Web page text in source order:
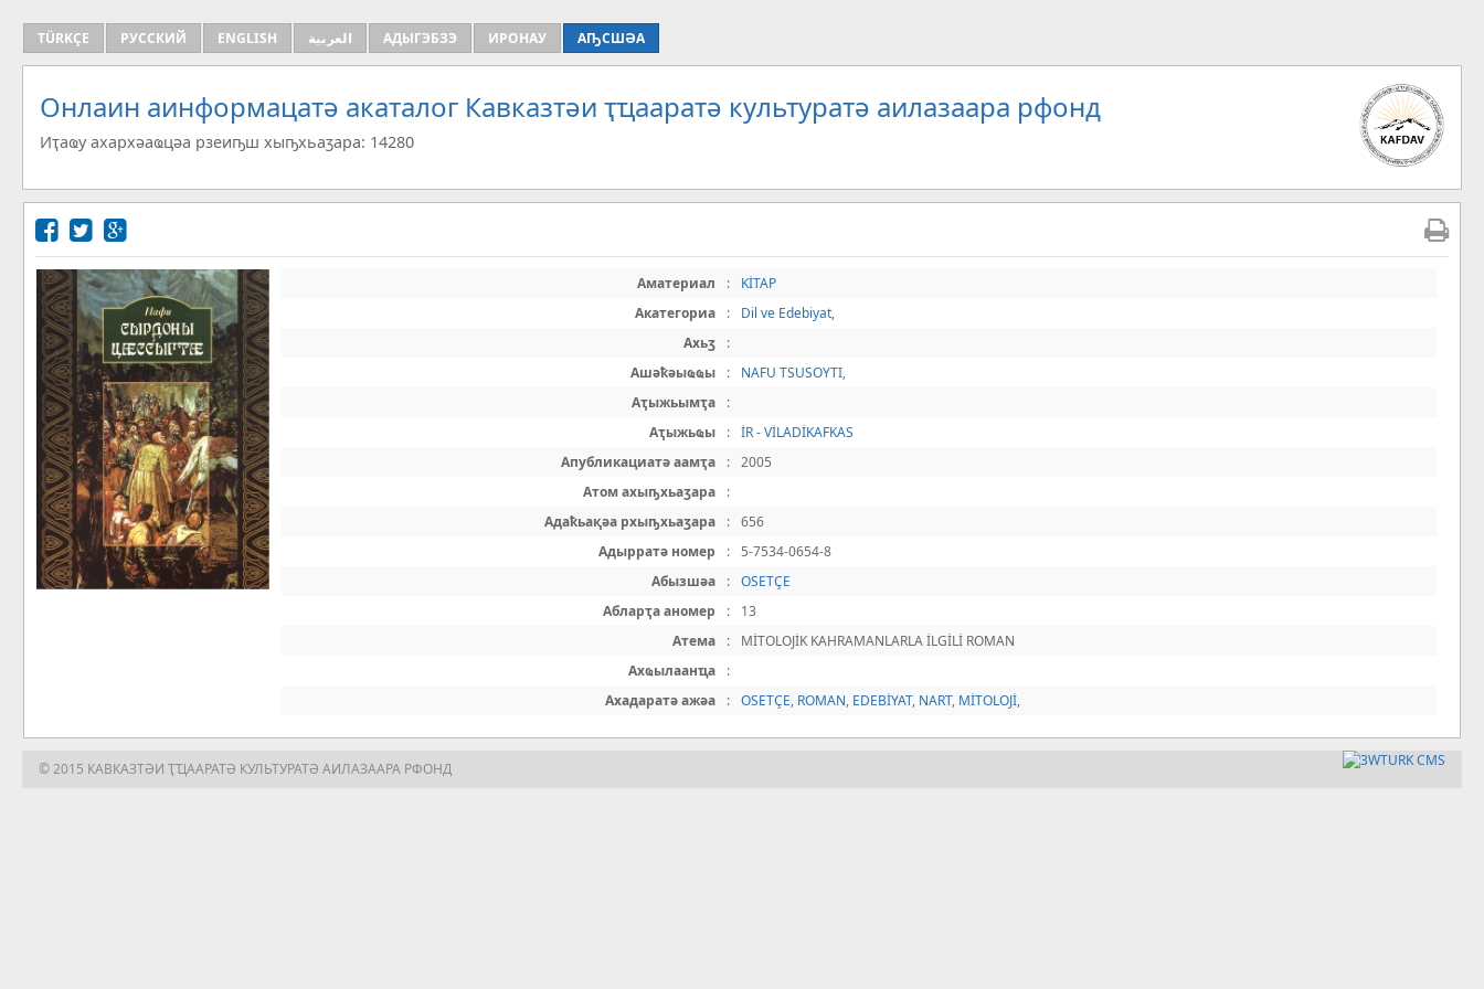
TÜRKÇE РУССКИЙ ENGLISH العربية АДЫГЭБЗЭ ИРОНАУ АҦСШӘА
Онлаин аинформацатә aкаталог Кавказтәи ҭҵааратә культуратә аилазаара рфонд
Иҭаҩу ахархәаҩцәа рзеиҧш хыҧхьаӡара: 14280
Аматериал :
KİTAP
Акатегориа
: Dil ve Edebiyat,
Ахьӡ
:
Ашәҟәыҩҩы
: NAFU TSUSOYTI,
Аҭыжьымҭа
:
Аҭыжьҩы
:
İR - VİLADİKAFKAS
Апубликациатә аамҭа
:
2005
Атом ахыҧхьаӡара
:
Адаҟьақәа рхыҧхьаӡара
:
656
Адырратә номер
:
5-7534-0654-8
Абызшәа
:
OSETÇE
Абларҭа аномер
:
13
Атема
:
MİTOLOJİK KAHRAMANLARLA İLGİLİ ROMAN
Ахҩылаанҵа
:
Ахадаратә ажәа
: OSETÇE, ROMAN, EDEBİYAT, NART, MİTOLOJİ,
© 2015 КАВКАЗТӘИ ҬҴААРАТӘ КУЛЬТУРАТӘ АИЛАЗААРА РФОНД